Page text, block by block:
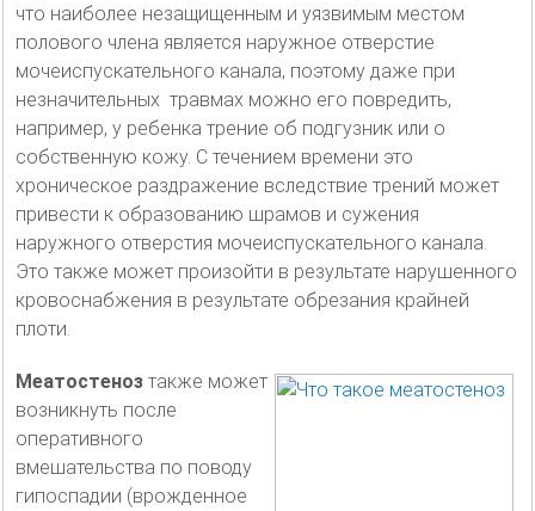
что наиболее незащищенным и уязвимым местом
полового члена является наружное отверстие
мочеиспускательного канала, поэтому даже при
незначительных травмах можно его повредить,
например, у ребенка трение об подгузник или о
собственную кожу. С течением времени это
хроническое раздражение вследствие трений может
привести к образованию шрамов и сужения
наружного отверстия мочеиспускательного канала.
Это также может произойти в результате нарушенного
кровоснабжения в результате обрезания крайней
плоти.
Меатостеноз также может
возникнуть после
оперативного
вмешательства по поводу
гипоспадии (врожденное